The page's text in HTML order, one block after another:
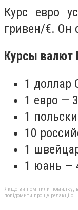
Курс евро
гривен/€. Он
Курсы валют
1 доллар
1 евро —
1
10
1
1 юань —
Якщо ви помітили помилку,
повідомити про це редакцію